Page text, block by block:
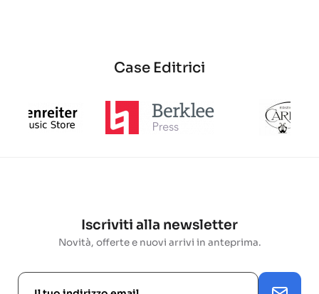
Case Editrici
Iscriviti alla newsletter
Novità, offerte e nuovi arrivi in anteprima.